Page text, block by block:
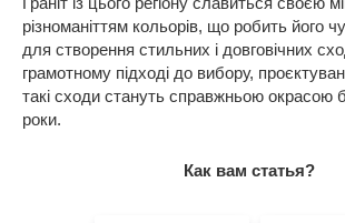
різноманіттям кольорів, що робить його
для створення стильних і довговічних
грамотному підході до вибору,
такі сходи стануть справжньою окрасою
роки.
Как вам статья?